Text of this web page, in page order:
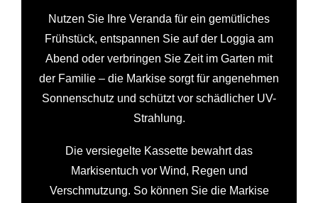
Nutzen Sie Ihre Veranda für ein gemütliches
Frühstück, entspannen Sie auf der Loggia am
Abend oder verbringen Sie Zeit im Garten mit
der Familie – die Markise sorgt für angenehmen
Sonnenschutz und schützt vor schädlicher UV-
Strahlung.
Die versiegelte Kassette bewahrt das
Markisentuch vor Wind, Regen und
Verschmutzung. So können Sie die Markise